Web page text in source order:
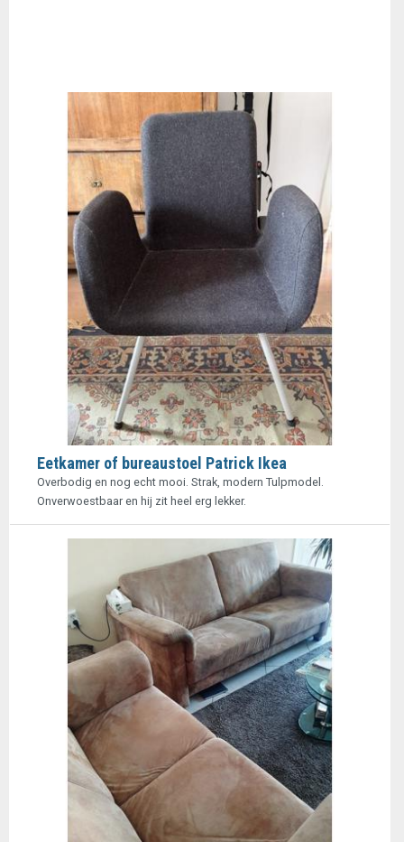
Eetkamer of bureaustoel Patrick Ikea
Overbodig en nog echt mooi. Strak, modern Tulpmodel.
Onverwoestbaar en hij zit heel erg lekker.